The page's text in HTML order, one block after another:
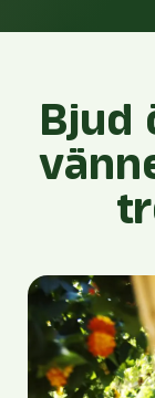
Bjud